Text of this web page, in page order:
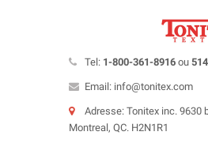
Tel: 1-800-361-8916 ou
Email: info@tonitex.com
Adresse: Tonitex inc. 9630
Montreal, QC. H2N1R1